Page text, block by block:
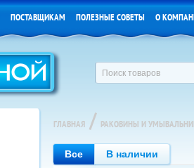
ПОСТАВЩИКАМ ПОЛЕЗНЫЕ СОВЕТЫ О
ГЛАВНАЯ / РАКОВИНЫ И
Все В наличии